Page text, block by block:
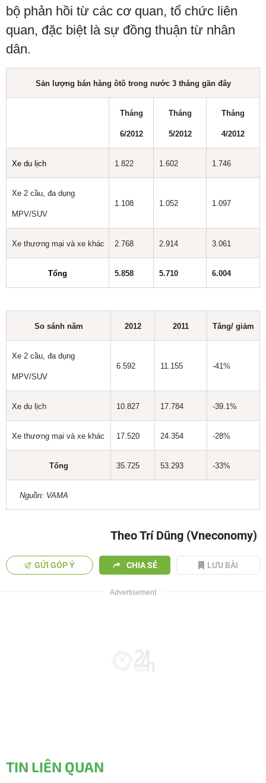
bộ phản hồi từ các cơ quan, tổ chức liên
quan, đặc biệt là sự đồng thuận từ nhân
dân.
Sản lượng bán hàng ôtô trong nước 3 tháng gần đây
Tháng
6/2012
Tháng
5/2012
Tháng
4/2012
Xe du lịch 1.822 1.602 1.746
Xe 2 cầu, đa dụng
MPV/SUV
1.108 1.052 1.097
Xe thương mại và xe khác 2.768 2.914 3.061
Tổng 5.858 5.710 6.004
So sánh năm 2012 2011 Tăng/ giảm
Xe 2 cầu, đa dụng
MPV/SUV
6.592 11.155 -41%
Xe du lịch 10.827 17.784 -39.1%
Xe thương mại và xe khác 17.520 24.354 -28%
Tổng 35.725 53.293 -33%
Nguồn: VAMA
Theo Trí Dũng (Vneconomy)
GỬI GÓP Ý CHIA SẺ LƯU BÀI
TIN LIÊN QUAN